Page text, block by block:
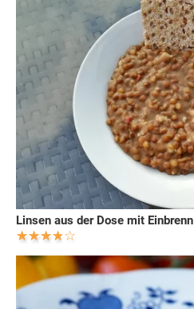
Linsen aus der Dose mit Einbrenn